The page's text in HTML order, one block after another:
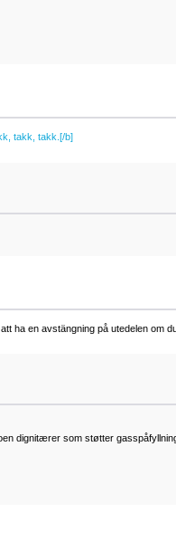
takk, takk.[/b]
ha en avstängning på utedelen om
dignitærer som støtter